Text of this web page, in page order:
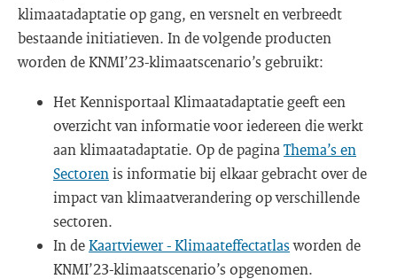
klimaatadaptatie op gang, en versnelt en verbreedt
bestaande initiatieven. In de volgende producten
worden de KNMI’23-klimaatscenario’s gebruikt:
Het Kennisportaal Klimaatadaptatie geeft een
overzicht van informatie voor iedereen die werkt
aan klimaatadaptatie. Op de pagina Thema’s en
Sectoren is informatie bij elkaar gebracht over de
impact van klimaatverandering op verschillende
sectoren.
In deKaartviewer - Klimaateffectatlasworden de
KNMI’23-klimaatscenario’s opgenomen.